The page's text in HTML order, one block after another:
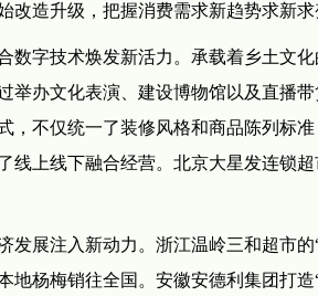
造升级，把握消费需求新趋势求新求
字技术焕发新活力。承载着乡土文化
举办文化表演、建设博物馆以及直播
，不仅统一了装修风格和商品陈列标
上线下融合经营。北京大星发连锁
展注入新动力。浙江温岭三和超市的
杨梅销往全国。安徽安德利集团打